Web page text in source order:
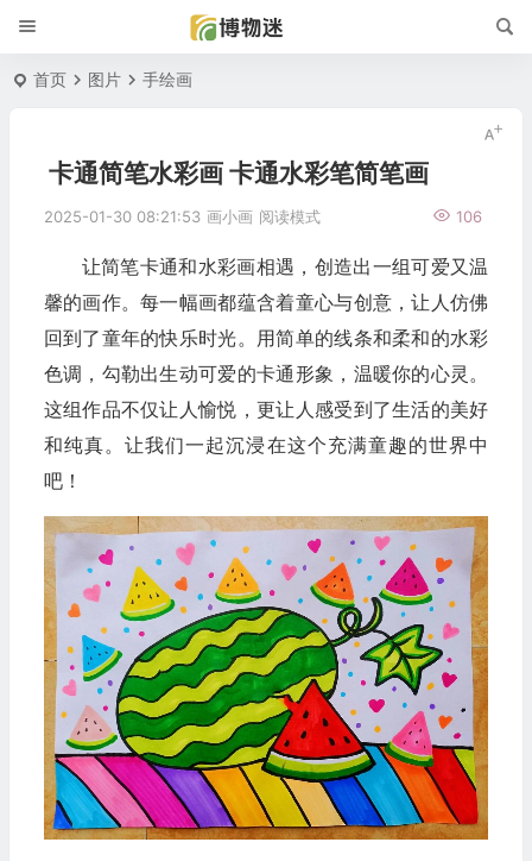
首页 图片 手绘画
卡通简笔水彩画 卡通水彩笔简笔画
2025-01-30 08:21:53 画小画 106
阅读模式
让简笔卡通和水彩画相遇，创造出一组可爱又温
馨的画作。每一幅画都蕴含着童心与创意，让人仿佛
回到了童年的快乐时光。用简单的线条和柔和的水彩
色调，勾勒出生动可爱的卡通形象，温暖你的心灵。
这组作品不仅让人愉悦，更让人感受到了生活的美好
和纯真。让我们一起沉浸在这个充满童趣的世界中
吧！